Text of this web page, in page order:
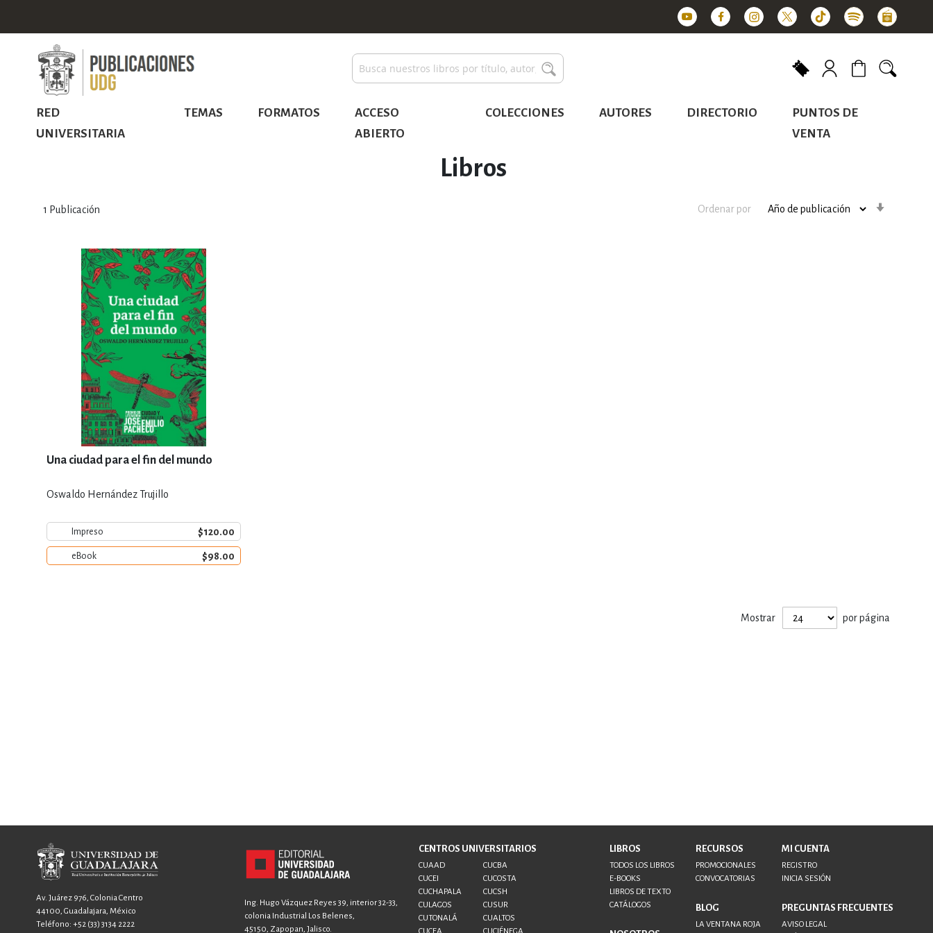
Buscar
RED
UNIVERSITARIA
TEMAS FORMATOS
ACCESO
ABIERTO
COLECCIONES AUTORES DIRECTORIO
PUNTOS DE
VENTA
Libros
1 Publicación Ordenar por
Una ciudad para el fin del mundo
Oswaldo Hernández Trujillo
Impreso $120.00
eBook $98.00
Mostrar por página
Av. Juárez 976, Colonia Centro
44100, Guadalajara, México
Teléfono: +52 (33) 3134 2222
Ing. Hugo Vázquez Reyes 39, interior 32-33,
colonia Industrial Los Belenes,
45150, Zapopan, Jalisco.
CENTROS UNIVERSITARIOS
CUAAD
CUCBA
CUCEI
CUCOSTA
CUCHAPALA
CUCSH
CULAGOS
CUSUR
CUTONALÁ
CUALTOS
LIBROS
TODOS LOS LIBROS
E-BOOKS
LIBROS DE TEXTO
CATÁLOGOS
RECURSOS
PROMOCIONALES
CONVOCATORIAS
BLOG
LA VENTANA ROJA
MI CUENTA
REGISTRO
INICIA SESIÓN
PREGUNTAS FRECUENTES
AVISO LEGAL